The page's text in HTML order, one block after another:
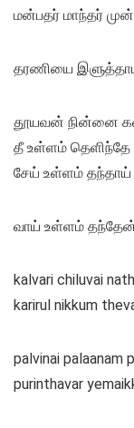
மன்பதர் மாந்தர்
தரணியை இளுத்தாய்
தூயவன் நின்னை
தீ உள்ளம் தெளிந்தே
சேய் உள்ளம் தந்தாய்
வாய் உள்ளம் தந்தேன்
kalvari chiluvai
karirul nikkum
palvinai palaanam
purinthavar